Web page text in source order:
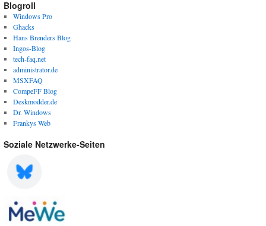
Blogroll
Windows Pro
Ghacks
Hans Brenders Blog
Ingos-Blog
tech-faq.net
administrator.de
MSXFAQ
CompeFF Blog
Deskmodder.de
Dr. Windows
Frankys Web
Soziale Netzwerke-Seiten